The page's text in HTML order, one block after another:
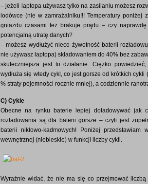
– jeżeli laptopa używasz tylko na zasilaniu możesz
lodówce (nie w zamrażalniku!!! Temperatury
gniazdu czasami też brakuje prądu – czy
potencjalną utratę danych?
– możesz wydłużyć nieco żywotność baterii
nie używasz laptopa) składowaniem do 40% bez
skuteczniejsza jest to działanie. Ciężko
wydłuża się wtedy cykl, co jest gorsze od krótkich
% straty pojemności rocznie mniej), a codziennie
C) Cykle
Obecne na rynku baterie lepiej doładowywać jak
rozładowania są dla baterii gorsze – czyli jest
baterii niklowo-kadmowych! Poniżej przedstawiam
wewnętrznej (niebieskie) w funkcji liczby cykli.
Wyraźnie widać, że nie ma się co przejmować